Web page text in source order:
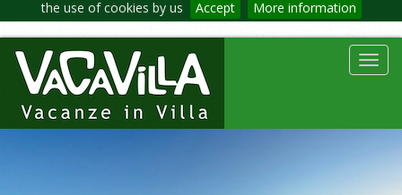
the use of cookies by us Accept More information